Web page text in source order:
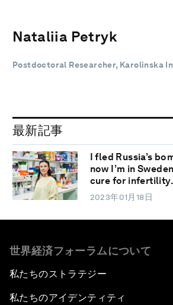
Nataliia Petryk
Postdoctoral Researcher, Karolinska
最新記事
I fled Russia’s
now I’m in
cure for
2023年01月18日
世界経済フォーラムについて
私たちのストラテジー
私たちのアイデンティティ